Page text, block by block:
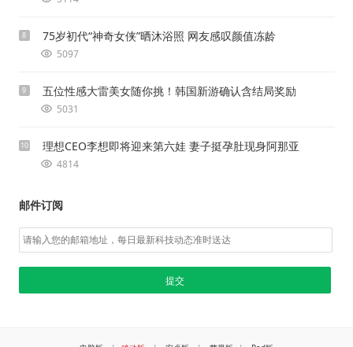
8 75岁初代“神奇女侠”晒沐浴照 网友感叹颜值冻龄
5097
9 五位性感大雷美女随你挑！韩国新游确认含结局奖励
5031
10 理想CEO李想即将迎来第六娃 妻子挺孕肚现身阿那亚
4814
邮件订阅